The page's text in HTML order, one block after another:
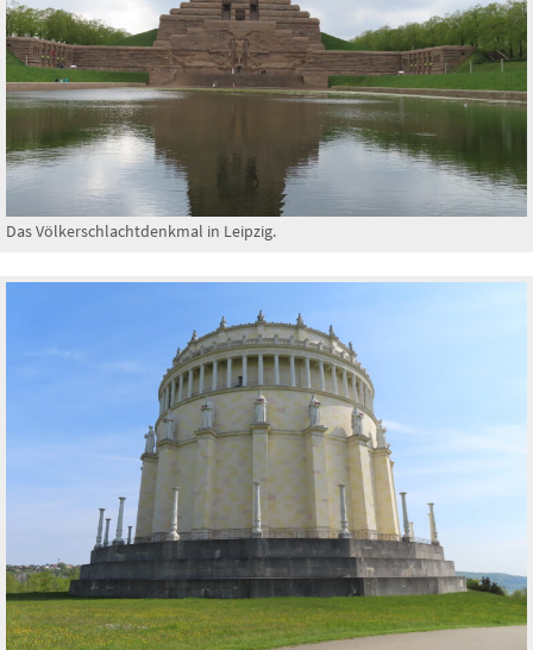
Das Völkerschlachtdenkmal in Leipzig.